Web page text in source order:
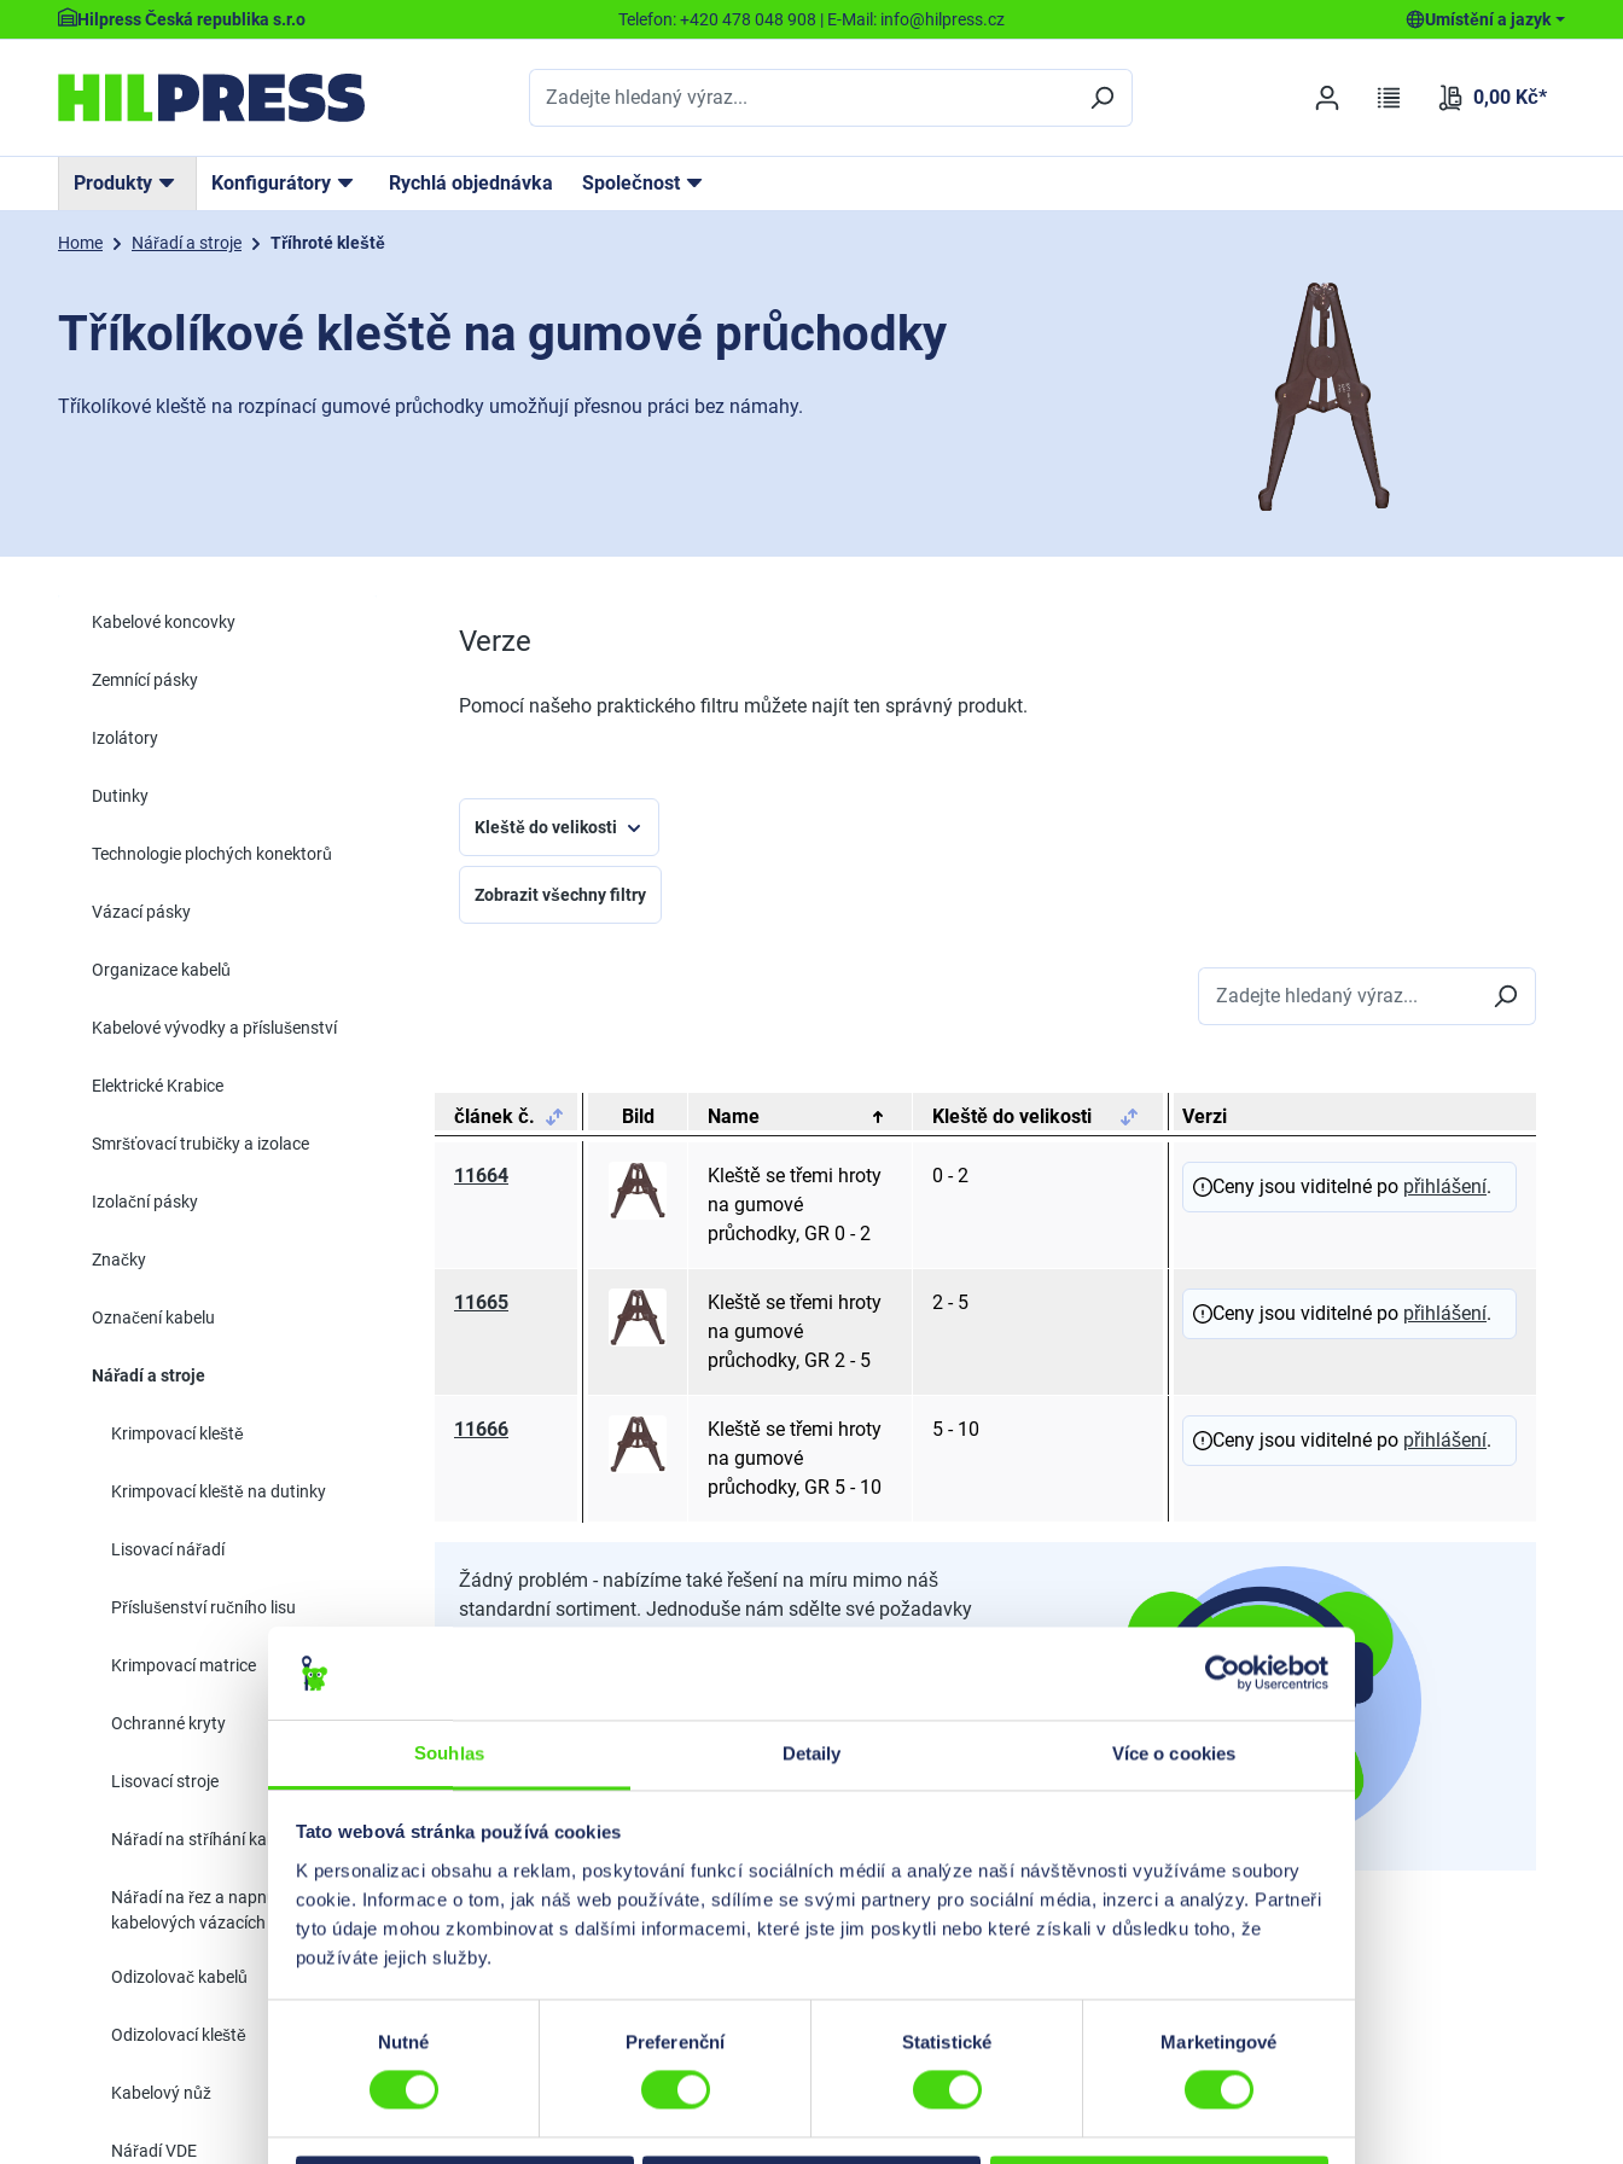
Souhlas Detaily Více o cookies
Tato webová stránka používá cookies
K personalizaci obsahu a reklam, poskytování funkcí sociálních médií a analýze naší návštěvnosti využíváme soubory
cookie. Informace o tom, jak náš web používáte, sdílíme se svými partnery pro sociální média, inzerci a analýzy. Partneři
tyto údaje mohou zkombinovat s dalšími informacemi, které jste jim poskytli nebo které získali v důsledku toho, že
používáte jejich služby.
Nutné Preferenční Statistické Marketingové
Hilpress Česká republika s.r.o Telefon:+420 478 048 908 | E-Mail: info@hilpress.cz Umístění a jazyk
0,00 Kč*
Produkty Konfigurátory Rychlá objednávka Společnost
Home Nářadí a stroje Tříhroté kleště
Tříkolíkové kleště na gumové průchodky
Tříkolíkové kleště na rozpínací gumové průchodky umožňují přesnou práci bez námahy.
Kabelové koncovky
Zemnící pásky
Izolátory
Dutinky
Technologie plochých konektorů
Vázací pásky
Organizace kabelů
Kabelové vývodky a příslušenství
Elektrické Krabice
Smršťovací trubičky a izolace
Izolační pásky
Značky
Označení kabelu
Nářadí a stroje
Krimpovací kleště
Krimpovací kleště na dutinky
Lisovací nářadí
Příslušenství ručního lisu
Krimpovací matrice
Ochranné kryty
Lisovací stroje
Nářadí na stříhání kabelů
Nářadí na řez a napnutí
kabelových vázacích pásků
Odizolovač kabelů
Odizolovací kleště
Kabelový nůž
Nářadí VDE
Verze
Pomocí našeho praktického filtru můžete najít ten správný produkt.
Kleště do velikosti
Zobrazit všechny filtry
článek č. Bild Name Kleště do velikosti Verzi
11664
Kleště se třemi hroty
na gumové
průchodky, GR 0 - 2
0 - 2 Ceny jsou viditelné po přihlášení.
11665
Kleště se třemi hroty
na gumové
průchodky, GR 2 - 5
2 - 5 Ceny jsou viditelné po přihlášení.
11666
Kleště se třemi hroty
na gumové
průchodky, GR 5 - 10
5 - 10 Ceny jsou viditelné po přihlášení.
Žádný problém - nabízíme také řešení na míru mimo náš
standardní sortiment. Jednoduše nám sdělte své požadavky